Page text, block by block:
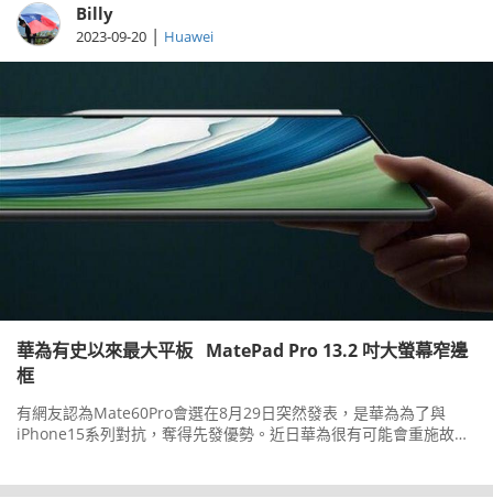
Billy
2023-09-20 | Huawei
華為有史以來最大平板 MatePad Pro 13.2 吋大螢幕窄邊
框
有網友認為Mate60Pro會選在8月29日突然發表，是華為為了與
iPhone15系列對抗，奪得先發優勢。近日華為很有可能會重施故